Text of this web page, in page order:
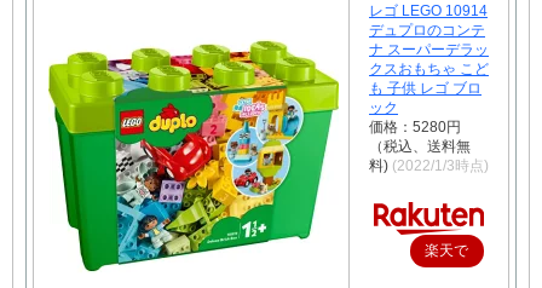
レゴ LEGO 10914
デュプロのコンテ
ナ スーパーデラッ
クスおもちゃ こど
も 子供 レゴ ブロ
ック
価格：5280円
（税込、送料無
料) (2022/1/3時点)
楽天で